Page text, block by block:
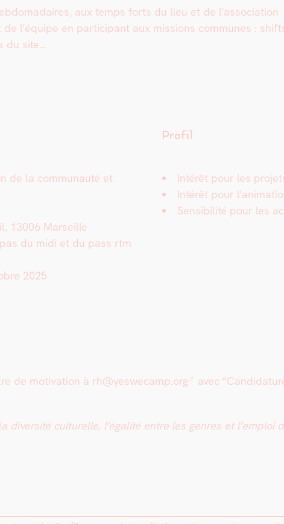
aux temps forts du lieu et de l’association
l’équipe en par­tic­i­pant aux mis­sions com­munes :
du site…
de la com­mu­nauté et
13006 Mar­seille
du midi et du pass rtm
2025
Profil
Intérêt pour les
Intérêt pour
Sen­si­bil­ité pour les
de moti­va­tion à rh@yeswecamp.org
avec
diver­sité cul­turelle, l’égalité entre les gen­res et l’emploi